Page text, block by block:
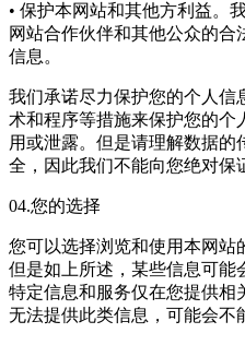
• 保护本网站和其他方利益。
网站合作伙伴和其他公众的
信息。
我们承诺尽力保护您的个人信
术和程序等措施来保护您的个
用或泄露。但是请理解数据的
全，因此我们不能向您绝对保
04.您的选择
您可以选择浏览和使用本网站
但是如上所述，某些信息可能
特定信息和服务仅在您提供相
无法提供此类信息，可能会不